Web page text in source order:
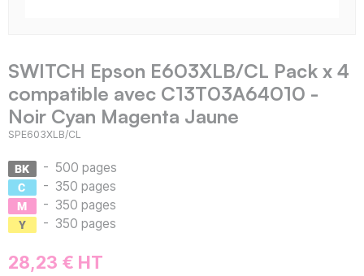
SWITCH Epson E603XLB/CL Pack x 4
compatible avec C13T03A64010 -
Noir Cyan Magenta Jaune
SPE603XLB/CL
- 500 pages
- 350 pages
- 350 pages
- 350 pages
28,23 € HT